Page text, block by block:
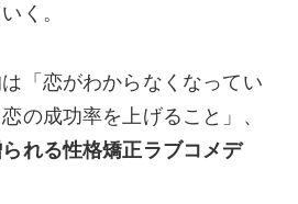
く。
「恋がわからなくなってい
の成功率を上げること」、
れる性格矯正ラブコメデ